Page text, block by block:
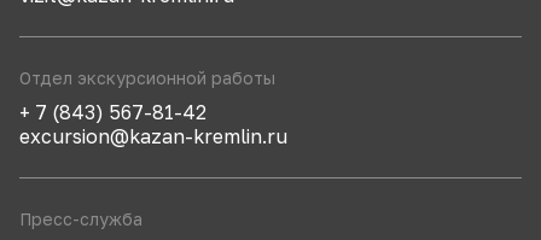
Отдел экскурсионной работы
+ 7 (843) 567-81-42
excursion@kazan-kremlin.ru
Пресс-служба